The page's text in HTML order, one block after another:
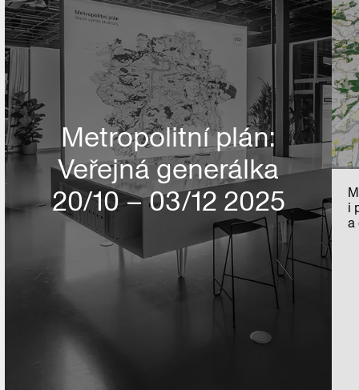
Metropolitní plán:
Veřejná generálka
20/10 – 03/12 2025
i
a